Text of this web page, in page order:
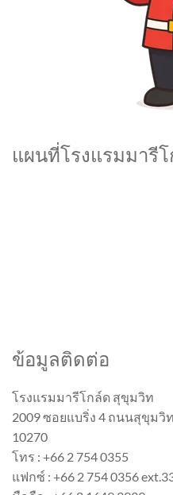
แผนที่โรงแรมมารี
ข้อมูลติดต่อ
โรงแรมมารีโกล์ด สุขุมวิท
2009 ซอยแบริ่ง 4 ถนนสุขุมวิ
10270
โทร : +66 2 754 0355
แฟกซ์ : +66 2 754 0356